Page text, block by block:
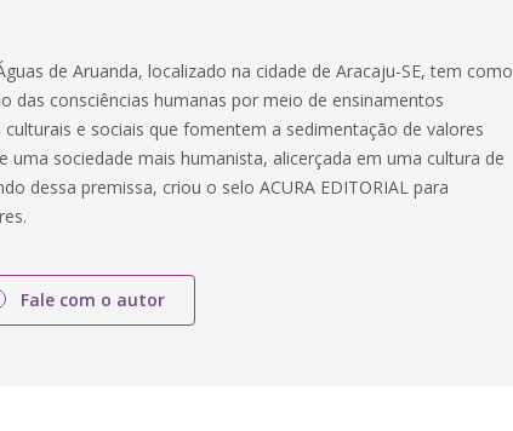
de Aruanda, localizado na cidade de Aracaju-SE, tem como
das consciências humanas por meio de ensinamentos
e sociais que fomentem a sedimentação de valores
uma sociedade mais humanista, alicerçada em uma cultura de
dessa premissa, criou o selo ACURA EDITORIAL para
Fale com o autor